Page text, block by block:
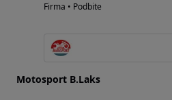
Firma • Podbite
Motosport B.Laks